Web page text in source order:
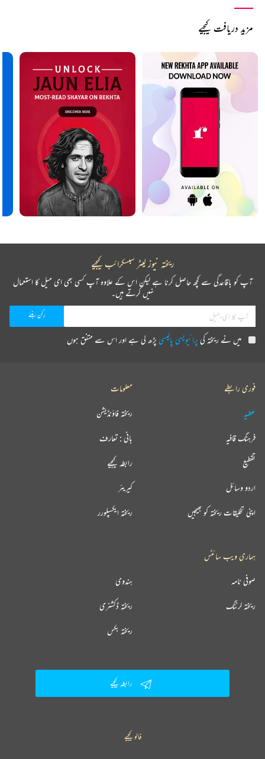
مزید دریافت کیجیے
ریختہ نیوز لیٹر سبسکرائب کیجیے
آپ کو باقاعدگی سے کچھ حاصل کرنا ہے لیکن اس کے علاوہ آپ کسی بھی ای میل کا استعمال
نہیں کرتے ہیں۔
میں نے ریختہ کیپرائیویسی پالیسیپڑھ لی ہے اور اس سے متفق ہوں
فوری رابطے
عطیہ
فرہنگ قافیہ
تقطیع
اردو وسائل
اپنی تخلیقات ریختہ کو بھیجیں
معلومات
ریختہ فاؤنڈیشن
بانی : تعارف
رابطہ کیجیے
کیریئر
ریختہ ایکسپلورر
ہماری ویب سائٹس
ہندوی صوفی نامہ
ریختہ ڈکشنری ریختہ لرننگ
ریختہ بکس
رابطہ کیجیے
فالو کیجیے